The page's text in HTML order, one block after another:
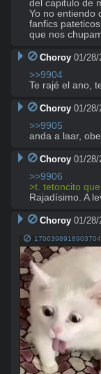
del capitulo de
Yo no entiendo
fanfics
que nos
Choroy 01/28/
>>9904
Te rajé el ano,
Choroy 01/28/
>>9905
anda a laar,
Choroy 01/28/
>>9906
>t. tetoncito
Rajadísimo. A
Choroy 01/28/